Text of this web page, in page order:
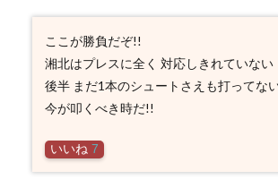
ここが勝負だぞ!!
湘北はプレスに全く 対応しきれていない
後半 まだ1本のシュートさえも打ってな
今が叩くべき時だ!!
いいね 7